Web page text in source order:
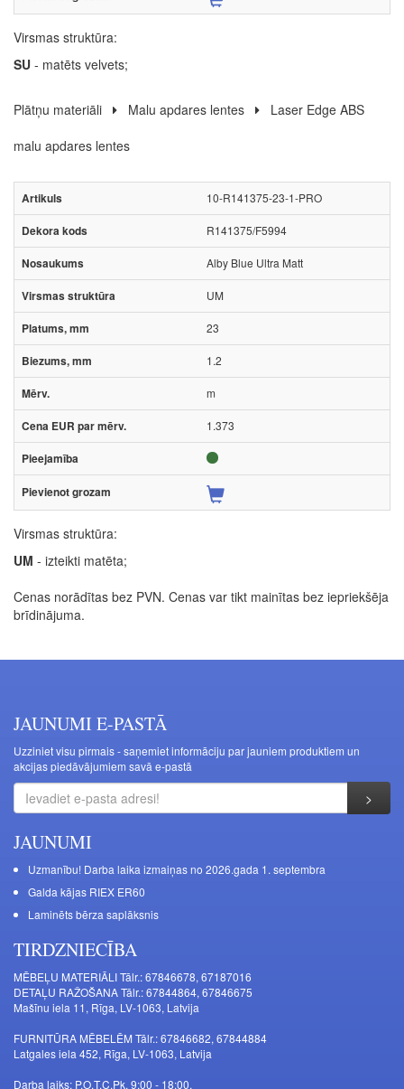
Virsmas struktūra:
SU - matēts velvets;
Plātņu materiāli Malu apdares lentes
Laser Edge ABS
malu apdares lentes
10-R141375-23-1-PRO
R141375/F5994
Alby Blue Ultra Matt
UM
23
1.2
m
1.373
Virsmas struktūra:
UM - izteikti matēta;
Cenas norādītas bez PVN. Cenas var tikt mainītas bez iepriekšēja
brīdinājuma.
JAUNUMI E-PASTĀ
Uzziniet visu pirmais - saņemiet informāciju par jauniem produktiem un
akcijas piedāvājumiem savā e-pastā
JAUNUMI
Uzmanību! Darba laika izmaiņas no 2026.gada 1. septembra
Galda kājas RIEX ER60
Laminēts bērza saplāksnis
TIRDZNIECĪBA
MĒBEĻU MATERIĀLI Tālr.: 67846678, 67187016
DETAĻU RAŽOŠANA Tālr.: 67844864, 67846675
Mašīnu iela 11, Rīga, LV-1063, Latvija
FURNITŪRA MĒBELĒM Tālr.: 67846682, 67844884
Latgales iela 452, Rīga, LV-1063, Latvija
Darba laiks: P.O.T.C.Pk. 9:00 - 18:00,